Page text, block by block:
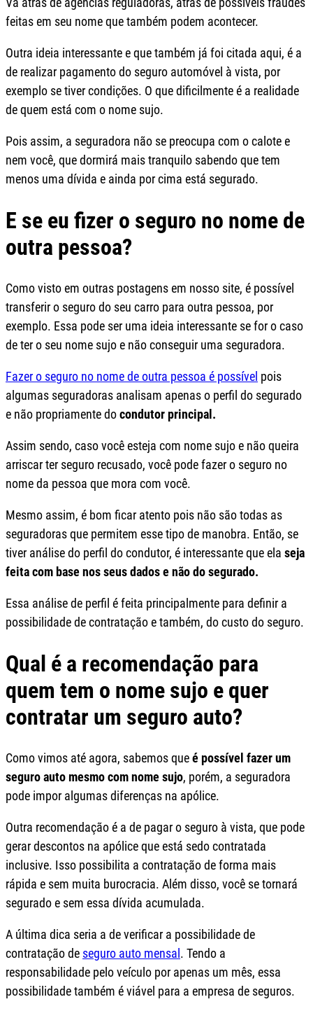
feitas em seu nome que também podem acontecer.
Outra ideia interessante e que também já foi citada aqui, é a
de realizar pagamento do seguro automóvel à vista, por
exemplo se tiver condições. O que dificilmente é a realidade
de quem está com o nome sujo.
Pois assim, a seguradora não se preocupa com o calote e
nem você, que dormirá mais tranquilo sabendo que tem
menos uma dívida e ainda por cima está segurado.
E se eu fizer o seguro no nome de
outra pessoa?
Como visto em outras postagens em nosso site, é possível
transferir o seguro do seu carro para outra pessoa, por
exemplo. Essa pode ser uma ideia interessante se for o caso
de ter o seu nome sujo e não conseguir uma seguradora.
Fazer o seguro no nome de outra pessoa é possível pois
algumas seguradoras analisam apenas o perfil do segurado
e não propriamente docondutor principal.
Assim sendo, caso você esteja com nome sujo e não queira
arriscar ter seguro recusado, você pode fazer o seguro no
nome da pessoa que mora com você.
Mesmo assim, é bom ficar atento pois não são todas as
seguradoras que permitem esse tipo de manobra. Então, se
tiver análise do perfil do condutor, é interessante que ela seja
feita com base nos seus dados e não do segurado.
Essa análise de perfil é feita principalmente para definir a
possibilidade de contratação e também, do custo do seguro.
Qual é a recomendação para
quem tem o nome sujo e quer
contratar um seguro auto?
Como vimos até agora, sabemos queé possível fazer um
seguro auto mesmo com nome sujo, porém, a seguradora
pode impor algumas diferenças na apólice.
Outra recomendação é a de pagar o seguro à vista, que pode
gerar descontos na apólice que está sedo contratada
inclusive. Isso possibilita a contratação de forma mais
rápida e sem muita burocracia. Além disso, você se tornará
segurado e sem essa dívida acumulada.
A última dica seria a de verificar a possibilidade de
contratação de seguro auto mensal . Tendo a
responsabilidade pelo veículo por apenas um mês, essa
possibilidade também é viável para a empresa de seguros.